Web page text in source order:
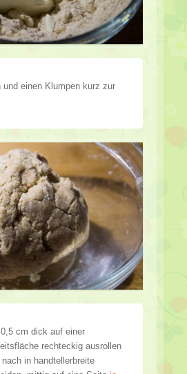
und einen Klumpen kurz zur
cm dick auf einer
rechteckig ausrollen
in handtellerbreite